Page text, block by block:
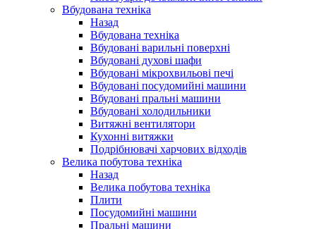
Вбудована техніка
Назад
Вбудована техніка
Вбудовані варильні поверхні
Вбудовані духові шафи
Вбудовані мікрохвильові печі
Вбудовані посудомийні машини
Вбудовані пральні машини
Вбудовані холодильники
Витяжні вентилятори
Кухонні витяжки
Подрібнювачі харчових відходів
Велика побутова техніка
Назад
Велика побутова техніка
Плити
Посудомийні машини
Пральні машини